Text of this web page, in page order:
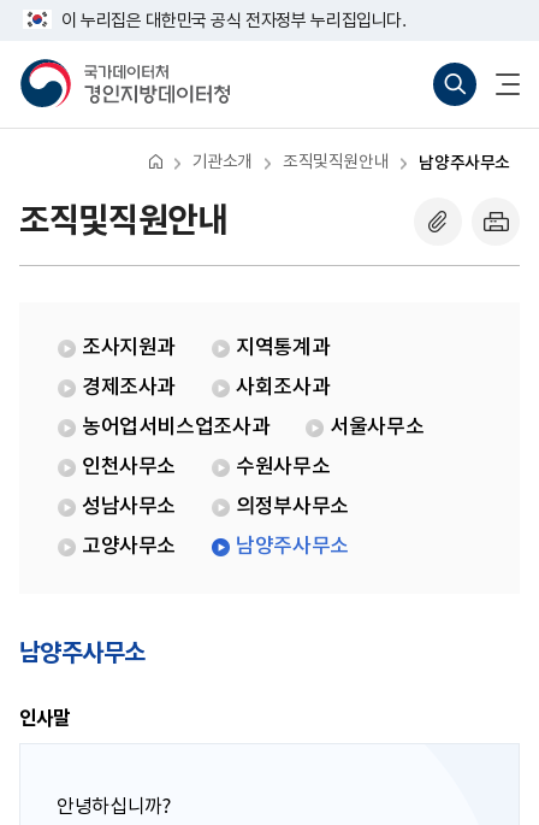
뛰
이 누리집은 대한민국 공식 전자정부 누리집입니다.
터
바
(새
기)
열
기관소개 조직및직원안내 남양주사무소
조직및직원안내
조사지원과
지역통계과
경제조사과
사회조사과
농어업서비스업조사과
서울사무소
인천사무소
수원사무소
성남사무소
의정부사무소
고양사무소
남양주사무소
남양주사무소
인사말
안녕하십니까?